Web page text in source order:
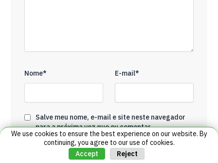
Nome* E-mail*
Salve meu nome, e-mail e site neste navegador
para a próxima vez que eu comentar.
9 + 7 = ?
We use cookies to ensure the best experience on our website. By
continuing, you agree to our use of cookies.
Accept
Reject